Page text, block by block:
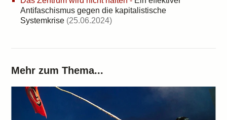
Antifaschismus gegen die kapitalistische
Systemkrise (25.06.2024)
Mehr zum Thema...